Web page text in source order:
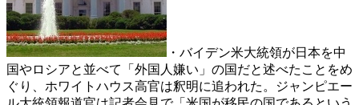
・バイデン米大統領が日本を中
国やロシアと並べて「外国人嫌い」の国だと述べたことをめ
ぐり、ホワイトハウス高官は釈明に追われた。ジャンピエー